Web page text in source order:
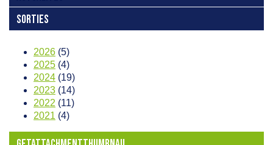
SORTIES
2026 (5)
2025 (4)
2024 (19)
2023 (14)
2022 (11)
2021 (4)